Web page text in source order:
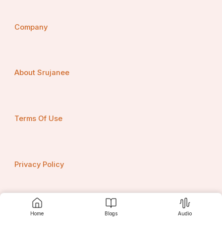
Home Blogs Audio
Company
About Srujanee
Terms Of Use
Privacy Policy
Contact us